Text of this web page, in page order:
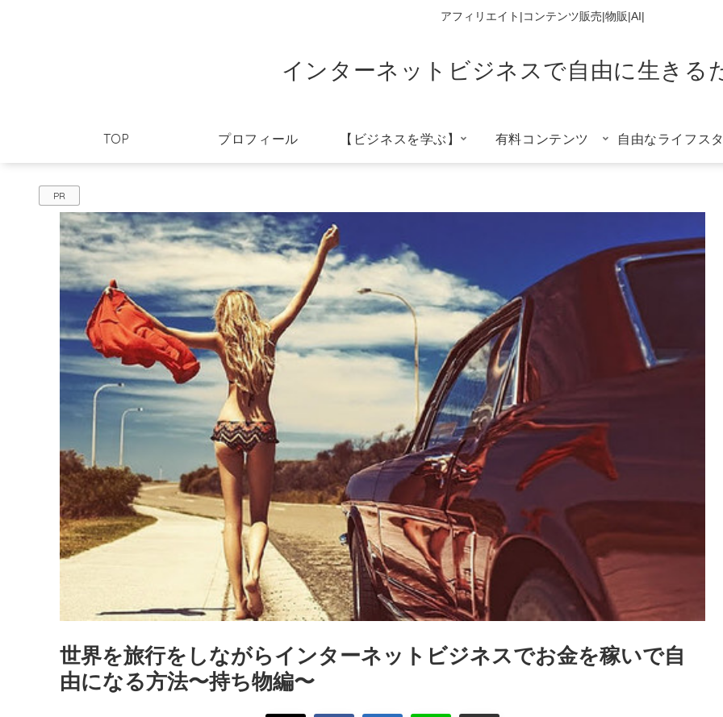
アフィリエイト|コンテンツ販売|物販|AI|
インターネットビジネスで自由に生きる
TOP プロフィール 【ビジネスを学ぶ】 有料コンテンツ 自由なライフス
PR
世界を旅行をしながらインターネットビジネスでお金を稼いで自
由になる方法〜持ち物編〜